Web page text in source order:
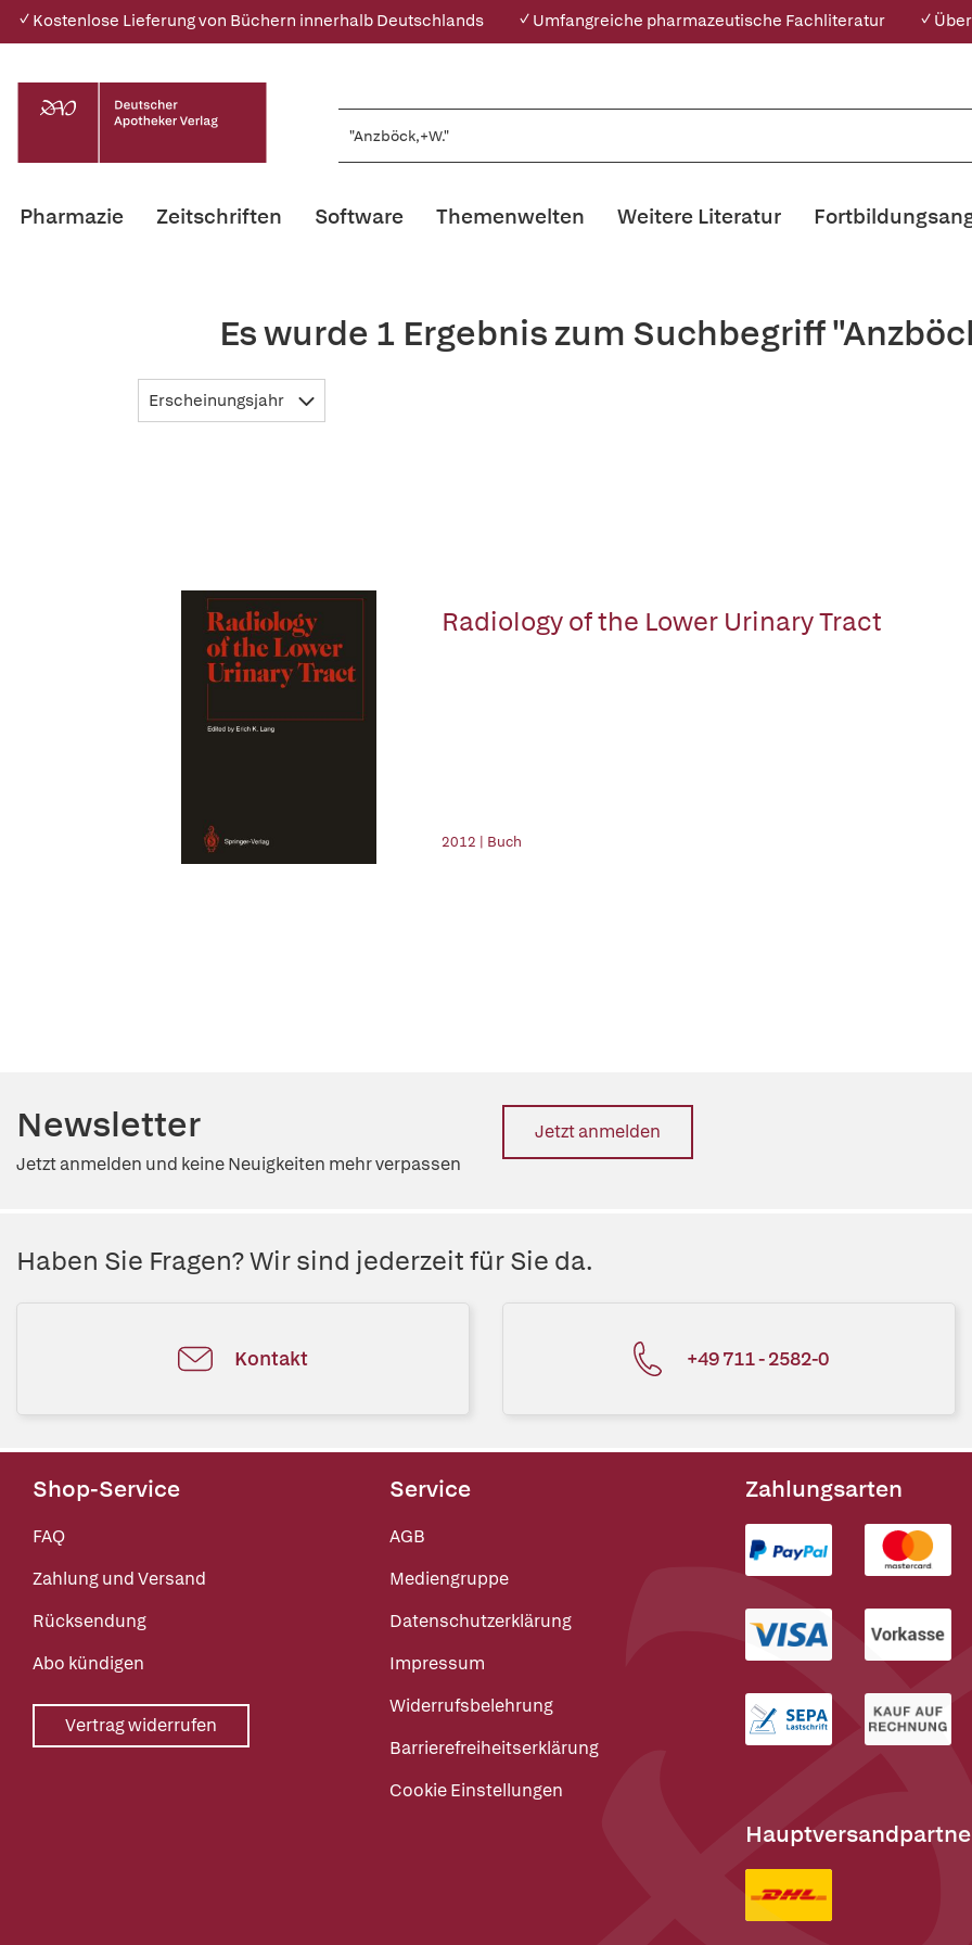
✓ Kostenlose Lieferung von Büchern innerhalb Deutschlands ✓ Umfangreiche pharmazeutische Fachliteratur ✓
Pharmazie Zeitschriften Software Themenwelten Weitere Literatur
Es wurde 1 Ergebnis zum Suchbegriff
Erscheinungsjahr
Radiology of the Lower Urinary Tract
2012 | Buch
Newsletter
Jetzt anmelden und keine Neuigkeiten mehr verpassen
Jetzt anmelden
Haben Sie Fragen? Wir sind jederzeit für Sie da.
Kontakt +49 711 - 2582-0
Shop-Service
FAQ
Zahlung und Versand
Rücksendung
Abo kündigen
Vertrag widerrufen
Service
AGB
Mediengruppe
Datenschutzerklärung
Impressum
Widerrufsbelehrung
Barrierefreiheitserklärung
Cookie Einstellungen
Zahlungsarten